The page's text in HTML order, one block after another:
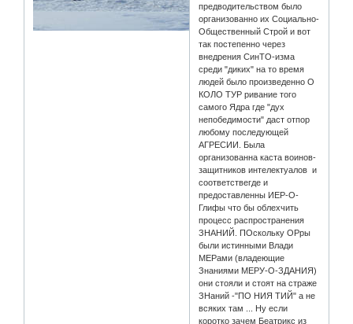
предводительством было
организованно их Социально-
Общественный Строй и вот
так постепенно через
внедрения СинТО-изма
среди "диких" на то время
людей было произведенно О
КОЛО ТУР ривание того
самого Ядра где "дух
непобедимости" даст отпор
любому последующей
АГРЕСИИ. Была
организованна каста воинов-
защитников интелектуалов и
соответствегде и
предоставленны ИЕР-О-
Глифы что бы облехчить
процесс распространения
ЗНАНИЙ. ПОскольку ОРры
были истинными Влади
МЕРами (владеющие
Знаниями МЕРУ-О-ЗДАНИЯ)
они стояли и стоят на страже
ЗНаний -"ПО НИЯ ТИЙ" а не
всяких там ... Ну если
коротко зачем Беатрикс из